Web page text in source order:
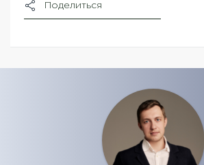
Поделиться